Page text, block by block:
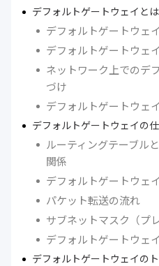
デフォルトゲートウェイとは
デフォルトゲートウェ
デフォルトゲートウェ
ネットワーク上でのデ
づけ
デフォルトゲートウェ
デフォルトゲートウェイの
ルーティングテーブル
関係
デフォルトゲートウェ
パケット転送の流れ
サブネットマスク（プ
デフォルトゲートウェ
デフォルトゲートウェイの